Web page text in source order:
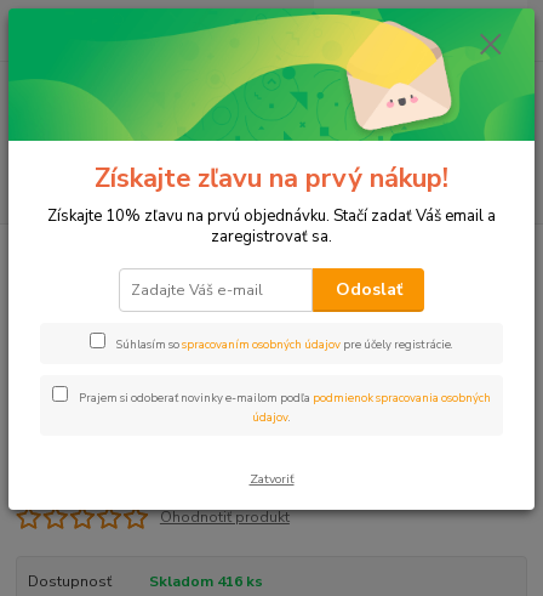
Menu
(Po-Pia, 8-17 hod.)
ks
za0 €
Ihla rovná - 4 x komplet set
Ihla rovná - 4 x komplet set
Ohodnotiť produkt
Dostupnosť Skladom 416 ks
Získajte zľavu na prvý nákup!
Získajte 10% zľavu na prvú objednávku. Stačí zadať Váš email a
zaregistrovať sa.
Odoslať
Súhlasím sospracovaním osobných údajov pre účely registrácie.
Prajem si odoberať novinky e-mailom podľa podmienok spracovania osobných
údajov
Zatvoriť